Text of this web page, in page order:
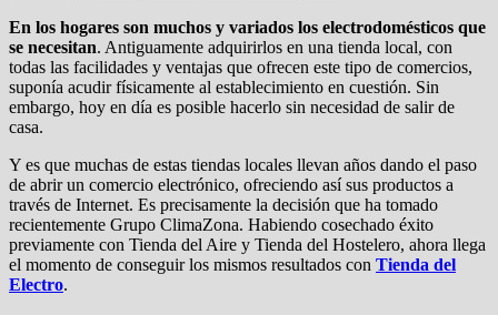
En los hogares son muchos y variados los electrodomésticos que
se necesitan. Antiguamente adquirirlos en una tienda local, con
todas las facilidades y ventajas que ofrecen este tipo de comercios,
suponía acudir físicamente al establecimiento en cuestión. Sin
embargo, hoy en día es posible hacerlo sin necesidad de salir de
casa.
Y es que muchas de estas tiendas locales llevan años dando el paso
de abrir un comercio electrónico, ofreciendo así sus productos a
través de Internet. Es precisamente la decisión que ha tomado
recientemente Grupo ClimaZona. Habiendo cosechado éxito
previamente con Tienda del Aire y Tienda del Hostelero, ahora llega
el momento de conseguir los mismos resultados con Tienda del
Electro.